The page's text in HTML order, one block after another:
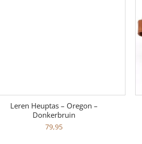
Leren Heuptas – Oregon –
Donkerbruin
79,95